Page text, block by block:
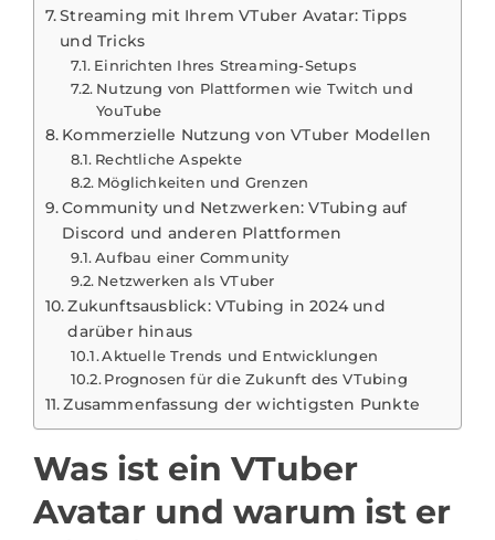
Streaming mit Ihrem VTuber Avatar: Tipps
und Tricks
Einrichten Ihres Streaming-Setups
Nutzung von Plattformen wie Twitch und
YouTube
Kommerzielle Nutzung von VTuber Modellen
Rechtliche Aspekte
Möglichkeiten und Grenzen
Community und Netzwerken: VTubing auf
Discord und anderen Plattformen
Aufbau einer Community
Netzwerken als VTuber
Zukunftsausblick: VTubing in 2024 und
darüber hinaus
Aktuelle Trends und Entwicklungen
Prognosen für die Zukunft des VTubing
Zusammenfassung der wichtigsten Punkte
Was ist ein VTuber
Avatar und warum ist er